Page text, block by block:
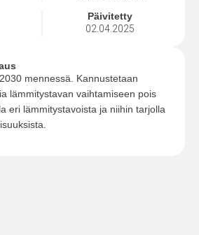
Päivitetty
02.04.2025
mennessä. Kannustetaan
lämmitystavan vaihtamiseen pois
eri lämmitystavoista ja niihin tarjolla